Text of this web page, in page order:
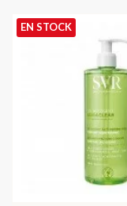
EN STOCK